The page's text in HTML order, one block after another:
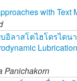
with Text
ลาสโตไฮโดรไดน
Panichakorn